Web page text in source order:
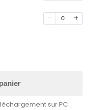
0
sur PC